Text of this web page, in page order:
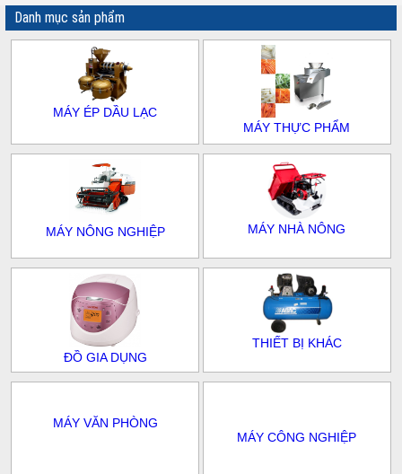
Danh mục sản phẩm
MÁY ÉP DẦU LẠC
MÁY THỰC PHẨM
MÁY NÔNG NGHIỆP MÁY NHÀ NÔNG
ĐỒ GIA DỤNG
THIẾT BỊ KHÁC
MÁY VĂN PHÒNG
MÁY CÔNG NGHIỆP